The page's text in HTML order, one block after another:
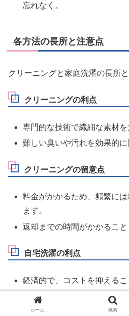
忘れなく。
各方法の長所と注意点
クリーニングと家庭洗濯の長所
クリーニングの利点
専門的な技術で繊細な素材を
難しい臭いや汚れを効果的に
クリーニングの留意点
料金がかかるため、頻繁に
ます。
返却までの時間がかかること
自宅洗濯の利点
経済的で、コストを抑えるこ
自分のペースで洗濯を行える
ホーム 検索